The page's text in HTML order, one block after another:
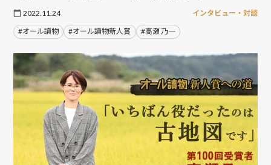
2022.11.24 インタビュー・対談
#オール讀物 #オール讀物新人賞 #高瀬 乃一